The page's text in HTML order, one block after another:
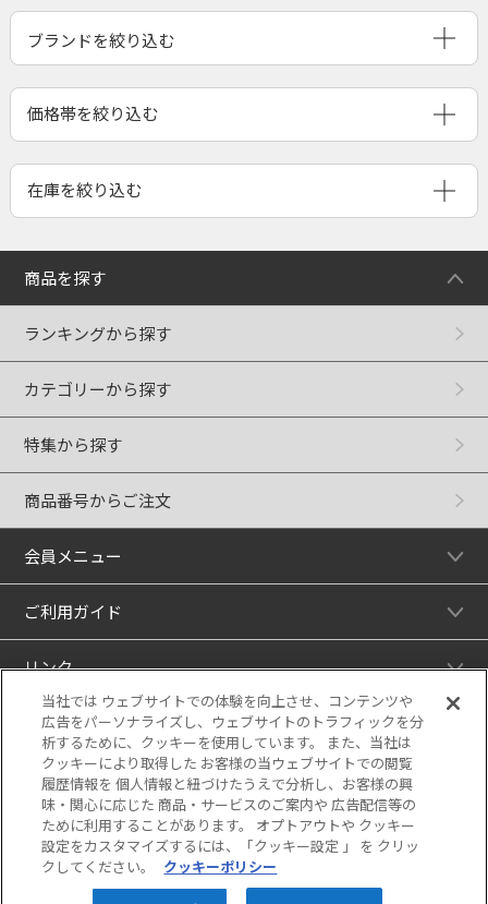
ブランドを絞り込む
商品を探す
ランキングから探す
カテゴリーから探す
特集から探す
商品番号からご注文
会員メニュー
ご利用ガイド
リンク
当サイトの表示価格は個別に税込・税抜等の
記載がない場合は「税込価格」です。
当社では ウェブサイトでの体験を向上させ、コンテンツや
広告をパーソナライズし、ウェブサイトのトラフィックを分
析するために、クッキーを使用しています。 また、当社は
クッキーにより取得した お客様の当ウェブサイトでの閲覧
履歴情報を 個人情報と紐づけたうえで分析し、お客様の興
味・関心に応じた 商品・サービスのご案内や 広告配信等の
ために利用することがあります。 オプトアウトや クッキー
設定をカスタマイズするには、「クッキー設定 」 を クリッ
クしてください。
クッキーポリシー